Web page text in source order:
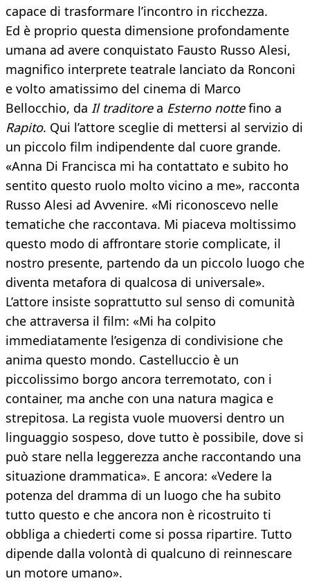
capace di trasformare l’incontro in ricchezza.
Ed è proprio questa dimensione profondamente
umana ad avere conquistato Fausto Russo Alesi,
magnifico interprete teatrale lanciato da Ronconi
e volto amatissimo del cinema di Marco
Bellocchio, da Il traditorea Esterno nottefino a
Rapito. Qui l’attore sceglie di mettersi al servizio di
un piccolo film indipendente dal cuore grande.
«Anna Di Francisca mi ha contattato e subito ho
sentito questo ruolo molto vicino a me», racconta
Russo Alesi ad Avvenire. «Mi riconoscevo nelle
tematiche che raccontava. Mi piaceva moltissimo
questo modo di affrontare storie complicate, il
nostro presente, partendo da un piccolo luogo che
diventa metafora di qualcosa di universale».
L’attore insiste soprattutto sul senso di comunità
che attraversa il film: «Mi ha colpito
immediatamente l’esigenza di condivisione che
anima questo mondo. Castelluccio è un
piccolissimo borgo ancora terremotato, con i
container, ma anche con una natura magica e
strepitosa. La regista vuole muoversi dentro un
linguaggio sospeso, dove tutto è possibile, dove si
può stare nella leggerezza anche raccontando una
situazione drammatica». E ancora: «Vedere la
potenza del dramma di un luogo che ha subito
tutto questo e che ancora non è ricostruito ti
obbliga a chiederti come si possa ripartire. Tutto
dipende dalla volontà di qualcuno di reinnescare
un motore umano».